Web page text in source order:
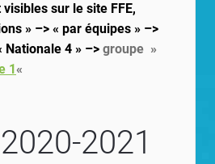
sur le site FFE,
» –> « par équipes » –>
Nationale 4 » –> groupe »
1«
2021